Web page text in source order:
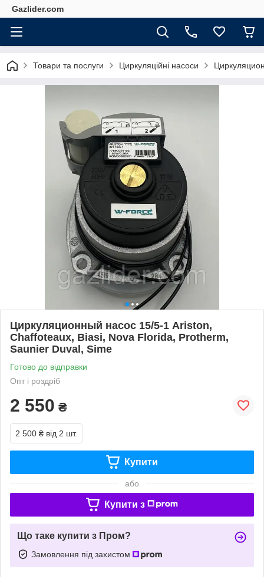
Gazlider.com
Товари та послуги Циркуляційні насоси
Циркуляционный насос 15/5-1 Ariston,
Chaffoteaux, Biasi, Nova Florida, Protherm,
Saunier Duval, Sime
Готово до відправки
Опт і роздріб
2 550 ₴
2 500 ₴ від 2 шт.
Купити
або
Купити з
Що таке купити з Пром?
Замовлення під захистом